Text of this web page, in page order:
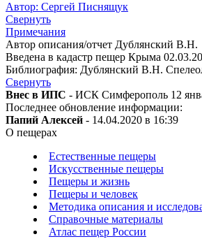
Автор: Сергей Писнящук
Свернуть
Примечания
Автор описания/отчет Дублянский В.Н.
Введена в кадастр пещер Крыма
Библиография: Дублянский В.Н.
Свернуть
Внес в ИПС - ИСК Симферополь 12
Последнее обновление информации:
Папий Алексей - 14.04.2020 в 16:39
О пещерах
Естественные пещеры
Искусственные пещеры
Пещеры и жизнь
Пещеры и человек
Методика описания и
Справочные материалы
Атлас пещер России